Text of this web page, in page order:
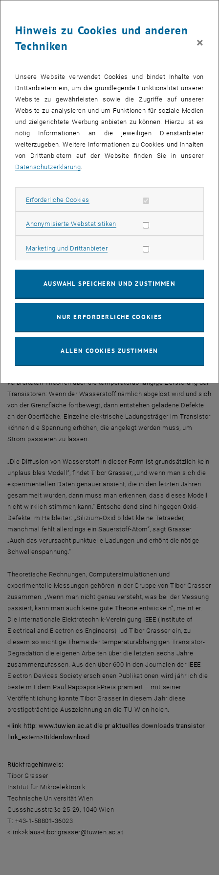
wird langsam immer schlechter, das Gerät wird langsamer oder
Lebensdauer ihrer Bauteile abschätzen zu können. Nachdem
niemand jahrelang auf die nötigen Daten warten kann, unterzieht
man die Transistoren oft Tests unter besonders erschwerten
Bedingungen. „Statt die Transistoren bei Zimmertemperatur zu
untersuchen, erhitzt man sie beispielsweise auf 200°C und legt
vielleicht auch noch eine hohe Spannung an“, sagt Grasser. Das
reduziert die Lebensdauer der Bauteile von Jahren auf Wochen oder
Um aus diesen Messungen allerdings Rückschlüsse darauf ziehen
zu können, wie sich die Transistoren unter normalen Bedingungen
Degenerationsprozesse genau verstehen. Tibor Grasser und sein
Team untersuchen daher die quantentheoretischen Hintergründe,
Siliziumoxid aufgebaut. Silizium und Sauerstoff gehen feste
Bindungen ein und ergeben eine nicht überall ganz gleichmäßige
Bindungspartner fehlt – diese freien Stellen werden durch
Wasserstoffatome abgesättigt.
verbreiteten Theorien über die temperaturabhängige Zerstörung der
Transistoren: Wenn der Wasserstoff nämlich abgelöst wird und sich
von der Grenzfläche fortbewegt, dann entstehen geladene Defekte
an der Oberfläche. Einzelne elektrische Ladungsträger im Transistor
können die Spannung erhöhen, die angelegt werden muss, um
Strom passieren zu lassen.
„Die Diffusion von Wasserstoff in dieser Form ist grundsätzlich kein
unplausibles Modell“, findet Tibor Grasser, „und wenn man sich die
experimentellen Daten genauer ansieht, die in den letzten Jahren
gesammelt wurden, dann muss man erkennen, dass dieses Modell
nicht wirklich stimmen kann.“ Entscheidend sind hingegen Oxid-
Defekte im Halbleiter: „Silizium-Oxid bildet kleine Tetraeder,
manchmal fehlt allerdings ein Sauerstoff-Atom“, sagt Grasser.
„Auch das verursacht punktuelle Ladungen und erhöht die nötige
Schwellenspannung.“
Theoretische Rechnungen, Computersimulationen und
experimentelle Messungen gehören in der Gruppe von Tibor Grasser
zusammen. „Wenn man nicht genau versteht, was bei der Messung
passiert, kann man auch keine gute Theorie entwickeln“, meint er.
Die internationale Elektrotechnik-Vereinigung IEEE (Institute of
Electrical and Electronics Engineers) lud Tibor Grasser ein, zu
diesem so wichtige Thema der temperaturabhängigen Transistor-
Degradation die eigenen Arbeiten über die letzten sechs Jahre
zusammenzufassen. Aus den über 600 in den Journalen der IEEE
Electron Devices Society erschienen Publikationen wird jährlich die
beste mit dem Paul Rappaport-Preis prämiert – mit seiner
Veröffentlichung konnte Tibor Grasser in diesem Jahr diese
prestigeträchtige Auszeichnung an die TU Wien holen.
<link http: www.tuwien.ac.at dle pr aktuelles downloads transistor
link_extern>Bilderdownload
Rückfragehinweis:
Tibor Grasser
Institut für Mikroelektronik
Technische Universität Wien
Gussshausstraße 25-29, 1040 Wien
T: +43-1-58801-36023
<link>klaus-tibor.grasser@tuwien.ac.at
Hinweis zu Cookies und anderen
Techniken
×
Unsere Website verwendet Cookies und bindet Inhalte von
Drittanbietern ein, um die grundlegende Funktionalität unserer
Website zu gewährleisten sowie die Zugriffe auf unserer
Website zu analysieren und um Funktionen für soziale Medien
und zielgerichtete Werbung anbieten zu können. Hierzu ist es
nötig Informationen an die jeweiligen Dienstanbieter
weiterzugeben. Weitere Informationen zu Cookies und Inhalten
von Drittanbietern auf der Website finden Sie in unserer
Datenschutzerklärung.
Erforderliche Cookies Erforderliche Cookies zulassen
Anonymisierte WebstatistikenStatistik Cookies zulassen
Marketing und DrittanbieterMarketing Cookies zulassen
AUSWAHL SPEICHERN UND ZUSTIMMEN
NUR ERFORDERLICHE COOKIES
ALLEN COOKIES ZUSTIMMEN